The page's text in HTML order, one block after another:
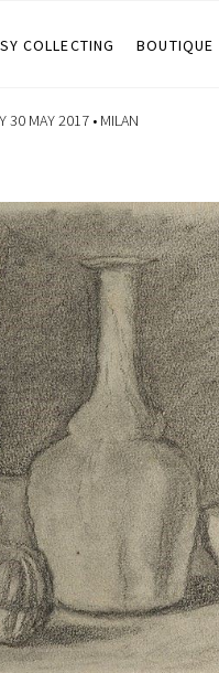
COLLECTING BOUTIQUE
30 MAY 2017 • MILAN